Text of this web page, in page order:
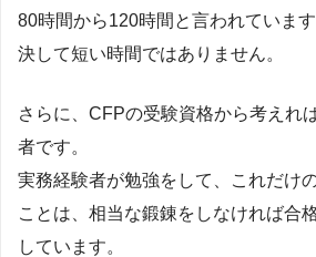
80時間から120時間と言われています
決して短い時間ではありません。
さらに、CFPの受験資格から考えれ
者です。
実務経験者が勉強をして、これだけ
ことは、相当な鍛錬をしなければ合
しています。